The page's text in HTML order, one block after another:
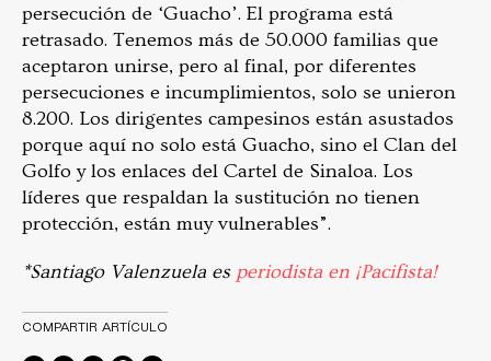
persecución de ‘Guacho’. El programa está
retrasado. Tenemos más de 50.000 familias que
aceptaron unirse, pero al final, por diferentes
persecuciones e incumplimientos, solo se unieron
8.200. Los dirigentes campesinos están asustados
porque aquí no solo está Guacho, sino el Clan del
Golfo y los enlaces del Cartel de Sinaloa. Los
líderes que respaldan la sustitución no tienen
protección, están muy vulnerables”.
*Santiago Valenzuela es periodista en ¡Pacifista!
COMPARTIR ARTÍCULO